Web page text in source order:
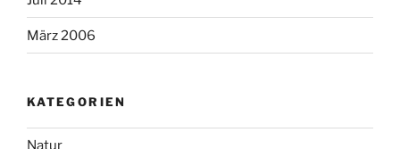
März 2006
KATEGORIEN
Natur